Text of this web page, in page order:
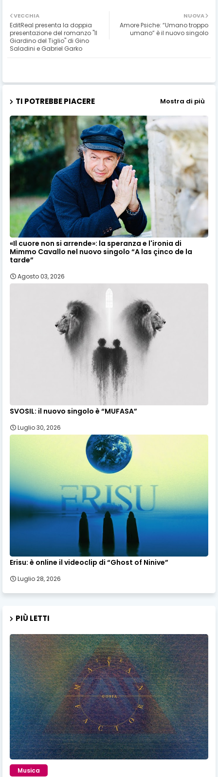
NUOVA
Amore Psiche: “Umano troppo
umano” è il nuovo singolo
VECCHIA
EditReal presenta la doppia
presentazione del romanzo "Il
Giardino del Tiglio" di Gino
Saladini e Gabriel Garko
TI POTREBBE PIACERE Mostra di più
«Il cuore non si arrende»: la speranza e l'ironia di
Mimmo Cavallo nel nuovo singolo “A las çinco de la
tarde”
Agosto 03, 2026
SVOSIL: il nuovo singolo è “MUFASA”
Luglio 30, 2026
Erisu: è online il videoclip di “Ghost of Ninive”
Luglio 28, 2026
PIÙ LETTI
Musica